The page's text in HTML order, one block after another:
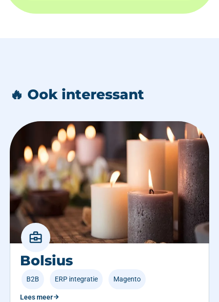
🔥 Ook interessant
Bolsius
B2B ERP integratie Magento
Lees meer